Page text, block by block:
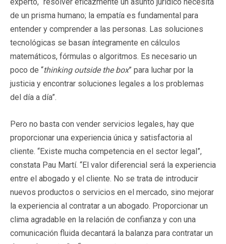
de un prisma humano; la empatía es fundamental para
entender y comprender a las personas. Las soluciones
tecnológicas se basan íntegramente en cálculos
matemáticos, fórmulas o algoritmos. Es necesario un
poco de “thinking outside the box” para luchar por la
justicia y encontrar soluciones legales a los problemas
del día a día”.
Pero no basta con vender servicios legales, hay que
proporcionar una experiencia única y satisfactoria al
cliente. “Existe mucha competencia en el sector legal”,
constata Pau Martí. “El valor diferencial será la experiencia
entre el abogado y el cliente. No se trata de introducir
nuevos productos o servicios en el mercado, sino mejorar
la experiencia al contratar a un abogado. Proporcionar un
clima agradable en la relación de confianza y con una
comunicación fluida decantará la balanza para contratar un